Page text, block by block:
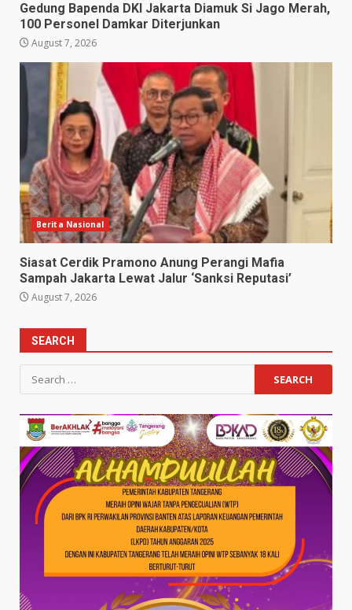
Gedung Bapenda DKI Jakarta Diamuk Si Jago Merah,
100 Personel Damkar Diterjunkan
August 7, 2026
Berita Nasional
Siasat Cerdik Pramono Anung Perangi Mafia
Sampah Jakarta Lewat Jalur ‘Sanksi Reputasi’
August 7, 2026
SEARCH
Search
for: